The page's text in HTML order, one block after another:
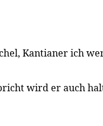
Kantianer ich
wird er auch